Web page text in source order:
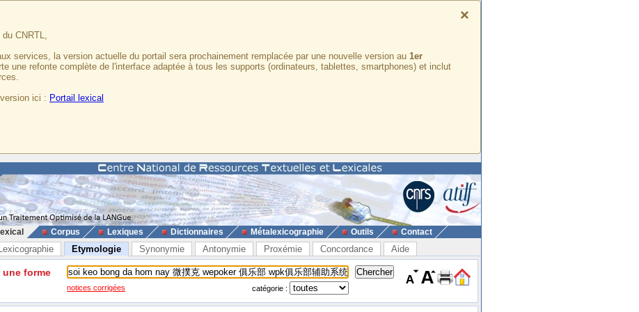
×
CNRTL,
services, la version actuelle du portail sera prochainement remplacée par une nouvelle version au 1er
une refonte complète de l'interface adaptée à tous les supports (ordinateurs, tablettes, smartphones) et inclut
ici : Portail lexical
Corpus Lexiques Dictionnaires Métalexicographie Outils Contact
Lexicographie Etymologie Synonymie Antonymie Proxémie Concordance Aide
une forme
notices corrigées catégorie :